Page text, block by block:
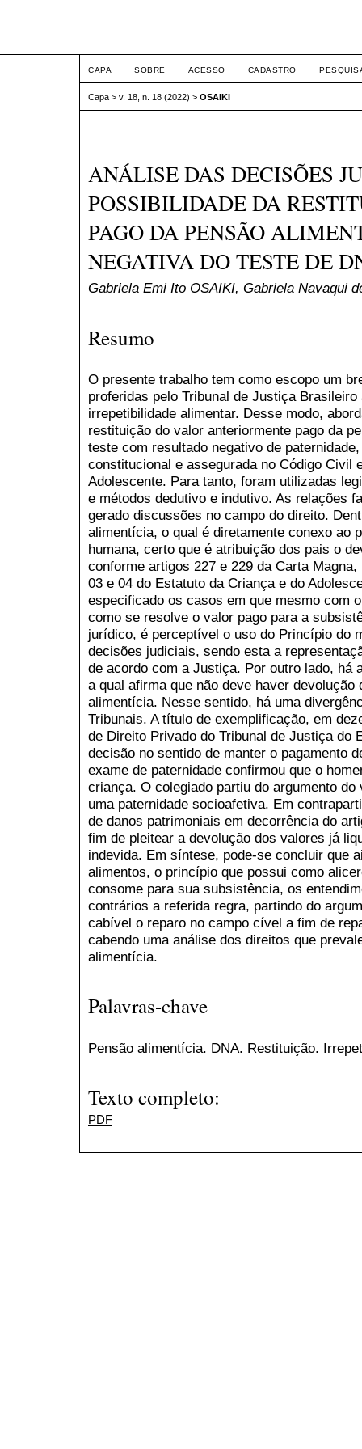
CAPA SOBRE ACESSO CADASTRO
Capa > v. 18, n. 18 (2022) > OSAIKI
ANÁLISE DAS DECISÕES
POSSIBILIDADE DA
PAGO DA PENSÃO
NEGATIVA DO TESTE DE
Gabriela Emi Ito OSAIKI, Gabriela Navaqui
Resumo
O presente trabalho tem como escopo um
proferidas pelo Tribunal de Justiça
irrepetibilidade alimentar. Desse modo,
restituição do valor anteriormente pago da
teste com resultado negativo de
constitucional e assegurada no Código Civil
Adolescente. Para tanto, foram utilizadas
e métodos dedutivo e indutivo. As relações
gerado discussões no campo do direito.
alimentícia, o qual é diretamente conexo ao
humana, certo que é atribuição dos pais o
conforme artigos 227 e 229 da Carta
03 e 04 do Estatuto da Criança e do
especificado os casos em que mesmo com
como se resolve o valor pago para a
jurídico, é perceptível o uso do Princípio do
decisões judiciais, sendo esta a
de acordo com a Justiça. Por outro lado, há
a qual afirma que não deve haver
alimentícia. Nesse sentido, há uma
Tribunais. A título de exemplificação, em
de Direito Privado do Tribunal de Justiça do
decisão no sentido de manter o pagamento
exame de paternidade confirmou que o
criança. O colegiado partiu do argumento
uma paternidade socioafetiva. Em
de danos patrimoniais em decorrência do
fim de pleitear a devolução dos valores já
indevida. Em síntese, pode-se concluir que
alimentos, o princípio que possui como
consome para sua subsistência, os
contrários a referida regra, partindo do
cabível o reparo no campo cível a fim de
cabendo uma análise dos direitos que
alimentícia.
Palavras-chave
Pensão alimentícia. DNA. Restituição.
Texto completo:
PDF